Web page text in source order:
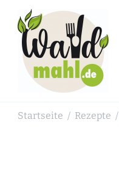
Startseite / Rezepte /